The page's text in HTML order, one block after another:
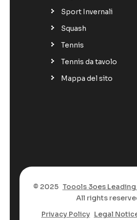
Sport Invernali
Squash
Tennis
Tennis da tavolo
Mappa del sito
© 2025 Toools 3oes Leading
All rights
Privacy Policy Legal